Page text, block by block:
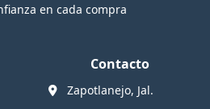
en cada compra
Contacto
Zapotlanejo, Jal.